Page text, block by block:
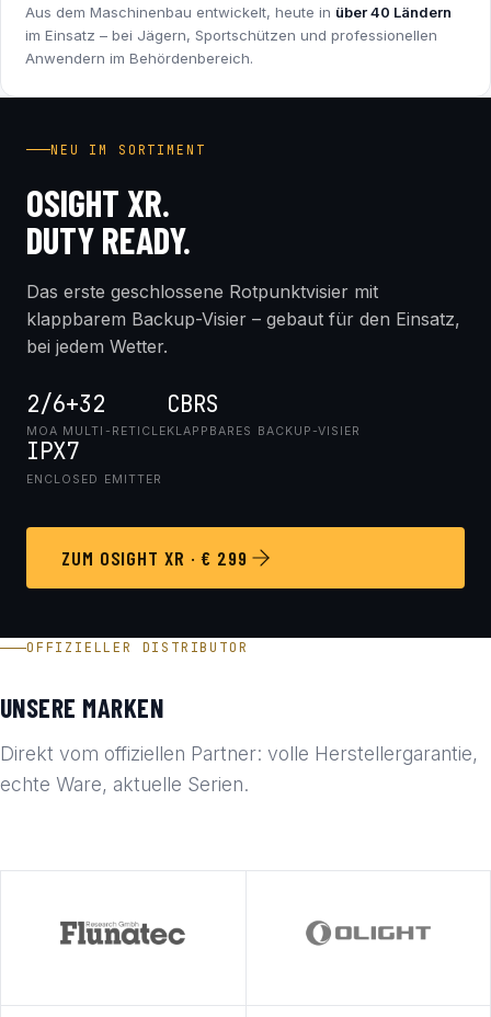
Aus dem Maschinenbau entwickelt, heute in über 40 Ländern
im Einsatz – bei Jägern, Sportschützen und professionellen
Anwendern im Behördenbereich.
NEU IM SORTIMENT
OSIGHT XR.
DUTY READY.
Das erste geschlossene Rotpunktvisier mit
klappbarem Backup-Visier – gebaut für den Einsatz,
bei jedem Wetter.
2/6+32
MOA MULTI-RETICLE
CBRS
KLAPPBARES BACKUP-VISIER
IPX7
ENCLOSED EMITTER
ZUM OSIGHT XR · € 299
OFFIZIELLER DISTRIBUTOR
UNSERE MARKEN
Direkt vom offiziellen Partner: volle Herstellergarantie,
echte Ware, aktuelle Serien.